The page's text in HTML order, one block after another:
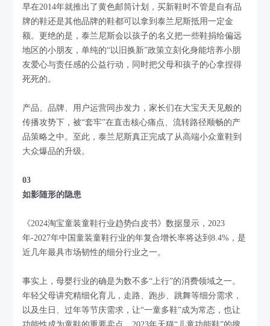
早在2014年就推出了黄色邮筒计划，买新鞋时不管是自有品
牌的鞋还是其他品牌的鞋都可以拿到泰兰尼斯抵用一定金
额。更绝的是，泰兰尼斯会以孩子的名义把一些鞋捐给偏远
地区的小朋友，单纯的“以旧换新”政策立刻化身能培养小朋
友爱心与责任感的公益行动，同时把父母和孩子的心拿捏得
死死的。
产品、品牌、用户运营同步发力，家长们在大宝天天见般的
传播攻势下，被“套牢”在直击核心痛点、流转路径顺畅的产
品策略之中。至此，泰兰尼斯真正完成了从高端小众童鞋到
大众爆品的升级。
03
如影随形的隐患
《2024淘宝童装童鞋行业趋势白皮书》数据显示，2023
年-2027年中国童装童鞋行业的年复合增长率将达到8.4%，是
近几年最具市场韧性的细分行业之一。
事实上，母婴行业的确是为数不多“上行”的消费领域之一。
年轻父母讲究精细化育儿，走路、跑步、跳舞等细分需求，
以及生日、过年等节庆需求，让“一童多鞋”成为常态，也让